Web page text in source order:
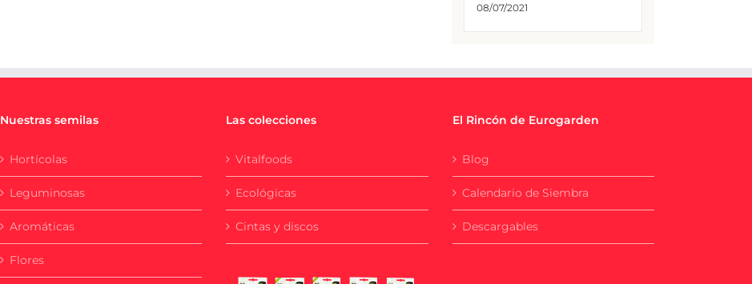
08/07/2021
Nuestras semilas
Hortícolas
Leguminosas
Aromáticas
Flores
Las colecciones
Vitalfoods
Ecológicas
Cintas y discos
El Rincón de Eurogarden
Blog
Calendario de Siembra
Descargables